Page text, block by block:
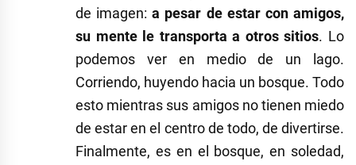
de imagen:a pesar de estar con amigos,
su mente le transporta a otros sitios. Lo
podemos ver en medio de un lago.
Corriendo, huyendo hacia un bosque. Todo
esto mientras sus amigos no tienen miedo
de estar en el centro de todo, de divertirse.
Finalmente, es en el bosque, en soledad,